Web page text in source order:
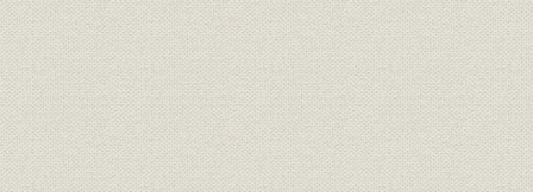
第4節 油圧機器の拡販
第5節 経営基盤の安定と業績の伸展
第2章 創立11年~20年(1971~1980)―低成長経済の中で事業規模拡大
第1節 総合的経営への布石